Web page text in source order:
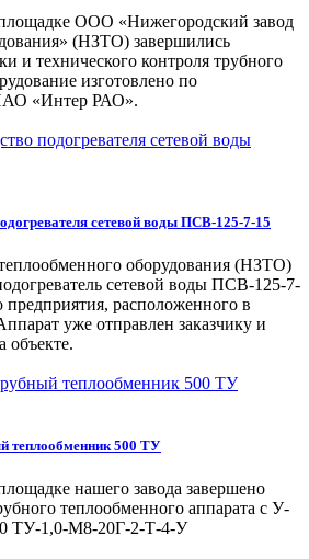
ООО «Нижегородский завод
(НЗТО) завершились
и технического контроля трубного
изготовлено по
«Интер РАО».
сетевой воды ПСВ-125-7-15
оборудования (НЗТО)
сетевой воды ПСВ-125-7-
расположенного в
уже отправлен заказчику и
объекте.
теплообменник 500 ТУ
нашего завода завершено
теплообменного аппарата с У-
ТУ-1,0-М8-20Г-2-Т-4-У